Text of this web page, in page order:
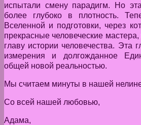
испытали смену парадигм. Но
более глубоко в плотность.
Вселенной и подготовки, через
прекрасные человеческие
главу истории человечества. Эта
измерения и долгожданное
общей новой реальностью.
Мы считаем минуты в нашей
Со всей нашей любовью,
Адама,